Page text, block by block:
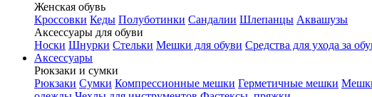
Женская обувь
Кроссовки Кеды Полуботинки Сандалии Шлепанцы Аквашузы
Аксессуары для обуви
Носки Шнурки Стельки Мешки для обуви Средства для ухода за
Аксессуары
Рюкзаки и сумки
Рюкзаки Сумки Компрессионные мешки Герметичные мешки